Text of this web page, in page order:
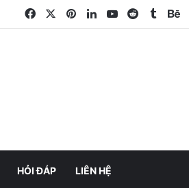
FacebookPinterestLinkedIn
YouTube
Reddit
HỎI ĐÁP LIÊN HỆ